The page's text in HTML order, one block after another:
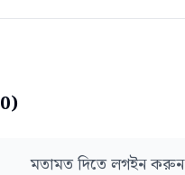
0)
মতামত দিতে লগইন করুন